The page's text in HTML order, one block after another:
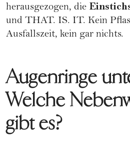
herausgezogen, die
und THAT. IS. IT. Kein
Ausfallszeit, kein gar nichts.
Augenringe
Welche
gibt es?